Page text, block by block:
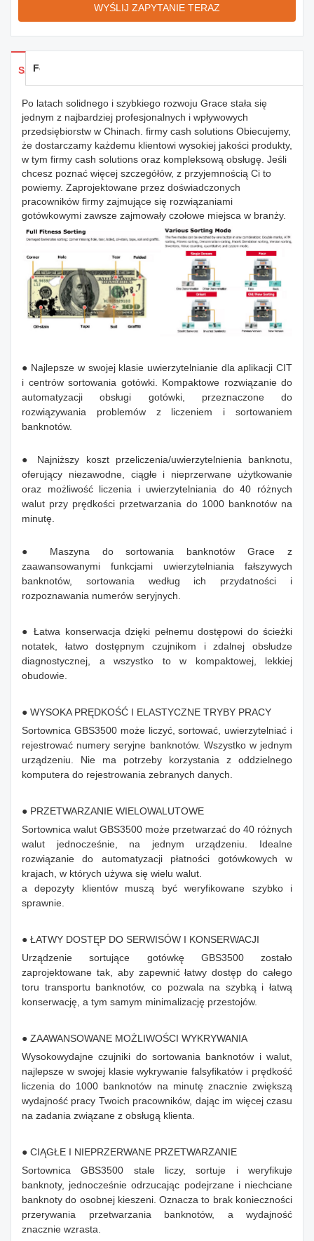
WYŚLIJ ZAPYTANIE TERAZ
Szczegóły produktów
Feedback
Po latach solidnego i szybkiego rozwoju Grace stała się
jednym z najbardziej profesjonalnych i wpływowych
przedsiębiorstw w Chinach. firmy cash solutions Obiecujemy,
że dostarczamy każdemu klientowi wysokiej jakości produkty,
w tym firmy cash solutions oraz kompleksową obsługę. Jeśli
chcesz poznać więcej szczegółów, z przyjemnością Ci to
powiemy. Zaprojektowane przez doświadczonych
pracowników firmy zajmujące się rozwiązaniami
gotówkowymi zawsze zajmowały czołowe miejsca w branży.
● Najlepsze w swojej klasie uwierzytelnianie dla aplikacji CIT
i centrów sortowania gotówki. Kompaktowe rozwiązanie do
automatyzacji obsługi gotówki, przeznaczone do
rozwiązywania problemów z liczeniem i sortowaniem
banknotów.
● Najniższy koszt przeliczenia/uwierzytelnienia banknotu,
oferujący niezawodne, ciągłe i nieprzerwane użytkowanie
oraz możliwość liczenia i uwierzytelniania do 40 różnych
walut przy prędkości przetwarzania do 1000 banknotów na
minutę.
● Maszyna do sortowania banknotów Grace z
zaawansowanymi funkcjami uwierzytelniania fałszywych
banknotów, sortowania według ich przydatności i
rozpoznawania numerów seryjnych.
● Łatwa konserwacja dzięki pełnemu dostępowi do ścieżki
notatek, łatwo dostępnym czujnikom i zdalnej obsłudze
diagnostycznej, a wszystko to w kompaktowej, lekkiej
obudowie.
● WYSOKA PRĘDKOŚĆ I ELASTYCZNE TRYBY PRACY
Sortownica GBS3500 może liczyć, sortować, uwierzytelniać i
rejestrować numery seryjne banknotów. Wszystko w jednym
urządzeniu. Nie ma potrzeby korzystania z oddzielnego
komputera do rejestrowania zebranych danych.
● PRZETWARZANIE WIELOWALUTOWE
Sortownica walut GBS3500 może przetwarzać do 40 różnych
walut jednocześnie, na jednym urządzeniu. Idealne
rozwiązanie do automatyzacji płatności gotówkowych w
krajach, w których używa się wielu walut.
a depozyty klientów muszą być weryfikowane szybko i
sprawnie.
● ŁATWY DOSTĘP DO SERWISÓW I KONSERWACJI
Urządzenie sortujące gotówkę GBS3500 zostało
zaprojektowane tak, aby zapewnić łatwy dostęp do całego
toru transportu banknotów, co pozwala na szybką i łatwą
konserwację, a tym samym minimalizację przestojów.
● ZAAWANSOWANE MOŻLIWOŚCI WYKRYWANIA
Wysokowydajne czujniki do sortowania banknotów i walut,
najlepsze w swojej klasie wykrywanie falsyfikatów i prędkość
liczenia do 1000 banknotów na minutę znacznie zwiększą
wydajność pracy Twoich pracowników, dając im więcej czasu
na zadania związane z obsługą klienta.
● CIĄGŁE I NIEPRZERWANE PRZETWARZANIE
Sortownica GBS3500 stale liczy, sortuje i weryfikuje
banknoty, jednocześnie odrzucając podejrzane i niechciane
banknoty do osobnej kieszeni. Oznacza to brak konieczności
przerywania przetwarzania banknotów, a wydajność
znacznie wzrasta.